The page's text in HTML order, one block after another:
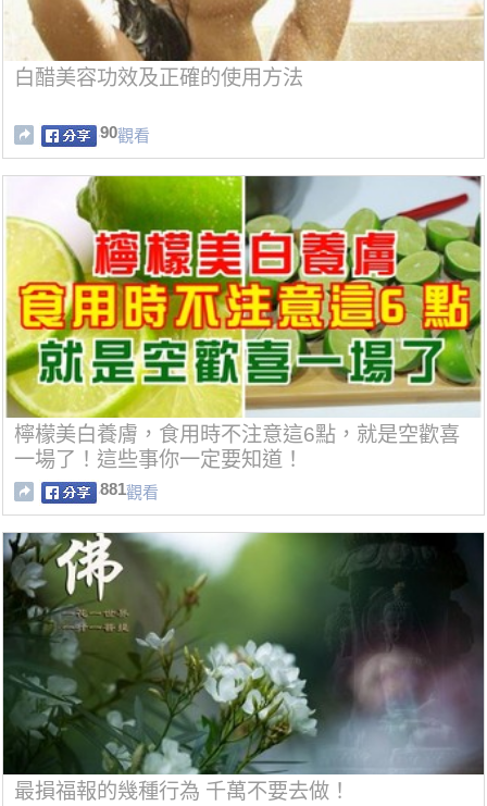
白醋美容功效及正確的使用方法
90觀看
檸檬美白養膚，食用時不注意這6點，就是空歡喜
一場了！這些事你一定要知道！
881觀看
最損福報的幾種行為 千萬不要去做！